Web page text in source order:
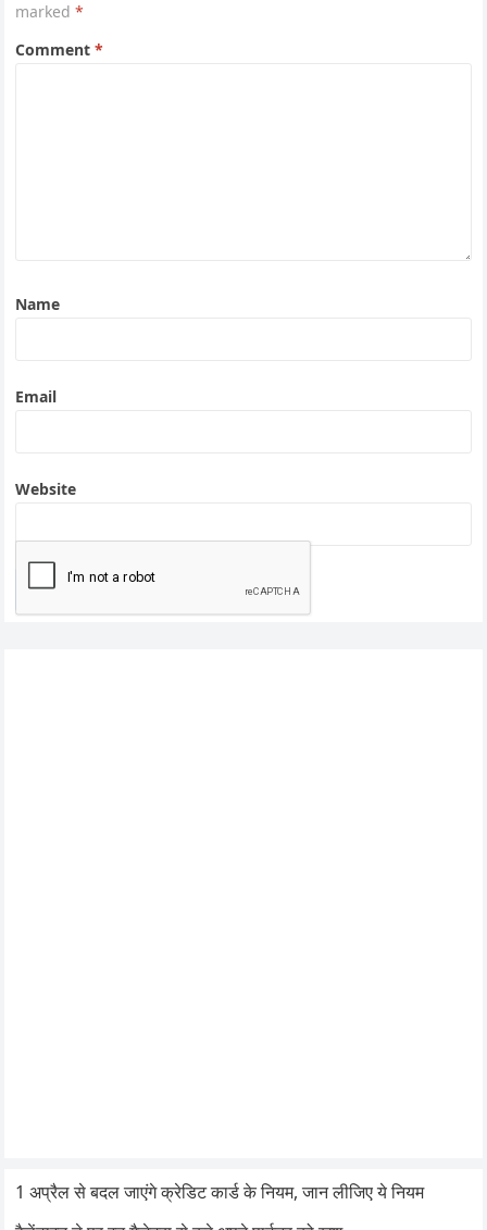
marked*
Comment*
Name
Email
Website
1 अप्रैल से बदल जाएंगे क्रेडिट कार्ड के नियम, जान लीजिए ये नियम